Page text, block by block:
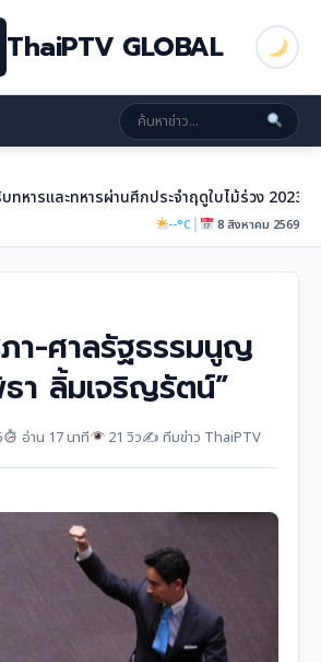
ThaiPTV GLOBAL
หารและทหารผ่านศึกประจำฤดูใบไม้ร่วง 2023
--°C| 8 สิงหาคม 2569
า-ศาลรัฐธรรมนูญ
า ลิ้มเจริญรัตน์”
อ่าน 17 นาที 21 วิว✍️ ทีมข่าว ThaiPTV